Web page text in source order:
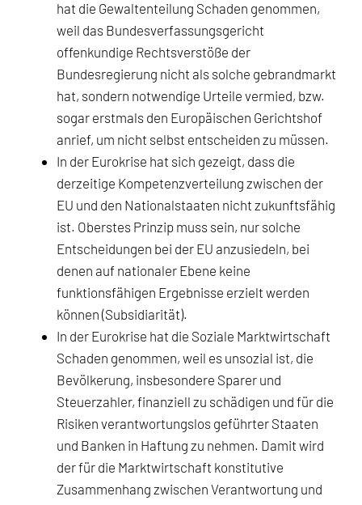
hat die Gewaltenteilung Schaden genommen,
weil das Bundesverfassungsgericht
offenkundige Rechtsverstöße der
Bundesregierung nicht als solche gebrandmarkt
hat, sondern notwendige Urteile vermied, bzw.
sogar erstmals den Europäischen Gerichtshof
anrief, um nicht selbst entscheiden zu müssen.
In der Eurokrise hat sich gezeigt, dass die
derzeitige Kompetenzverteilung zwischen der
EU und den Nationalstaaten nicht zukunftsfähig
ist. Oberstes Prinzip muss sein, nur solche
Entscheidungen bei der EU anzusiedeln, bei
denen auf nationaler Ebene keine
funktionsfähigen Ergebnisse erzielt werden
können (Subsidiarität).
In der Eurokrise hat die Soziale Marktwirtschaft
Schaden genommen, weil es unsozial ist, die
Bevölkerung, insbesondere Sparer und
Steuerzahler, finanziell zu schädigen und für die
Risiken verantwortungslos geführter Staaten
und Banken in Haftung zu nehmen. Damit wird
der für die Marktwirtschaft konstitutive
Zusammenhang zwischen Verantwortung und